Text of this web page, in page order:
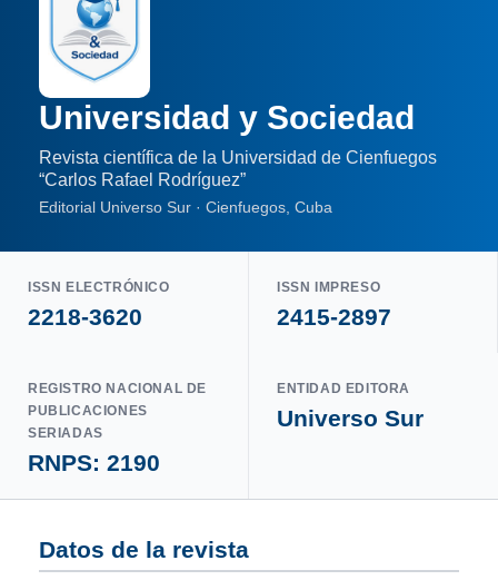
Universidad y Sociedad
Revista científica de la Universidad de Cienfuegos
“Carlos Rafael Rodríguez”
Editorial Universo Sur · Cienfuegos, Cuba
ISSN ELECTRÓNICO
2218-3620
ISSN IMPRESO
2415-2897
REGISTRO NACIONAL DE
PUBLICACIONES
SERIADAS
RNPS: 2190
ENTIDAD EDITORA
Universo Sur
Datos de la revista